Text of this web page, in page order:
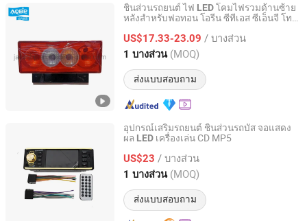
ชิ้นส่วนรถยนต์ ไฟ LEDโคมไฟรวมด้านซ้าย
หลังสำหรับฟอทอน โอรีน ซีทีเอส ซีเอ็นจี โท
US$17.33-23.09 / บางส่วน
1 บางส่วน (MOQ)
ส่งแบบสอบถาม
Hefei Yifan Auto Parts Sales Co., Ltd.
Anhui, China อัตราจาก 2022
อุปกรณ์เสริมรถยนต์ ชิ้นส่วนรถบัส จอแสดง
ผล LED เครื่องเล่น CD MP5
US$23 / บางส่วน
1 บางส่วน (MOQ)
ส่งแบบสอบถาม
Changzhou Super Auto Parts Co., Ltd.
Jiangsu, China อัตราจาก 2021